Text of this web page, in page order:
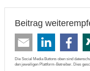
Beitrag
Die Social Media Buttons oben sind
den jeweiligen Plattform-Betreiber. Dies